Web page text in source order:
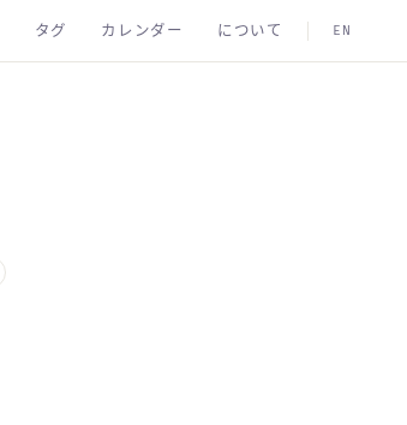
タグ カレンダー について EN